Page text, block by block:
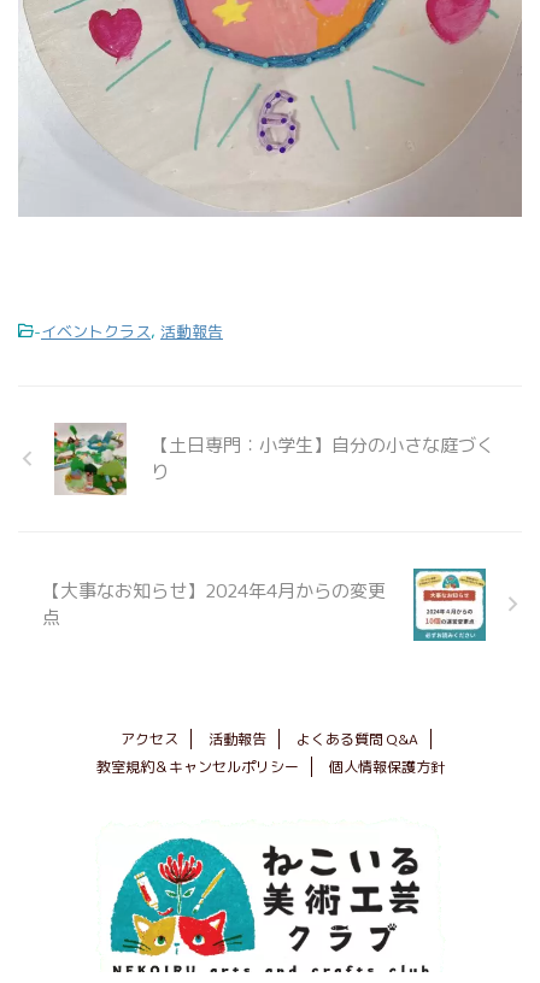
-イベントクラス, 活動報告
【土日専門：小学生】自分の小さな庭づく
り
【大事なお知らせ】2024年4月からの変更
点
アクセス 活動報告
よくある質問 Q&A
教室規約＆キャンセルポリシー
個人情報保護方針